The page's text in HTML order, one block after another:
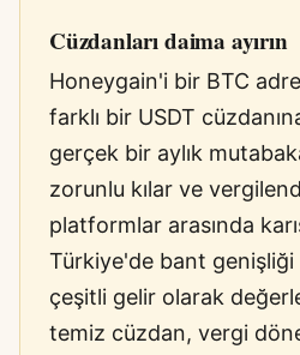
Cüzdanları daima ayırın
Honeygain'i bir BTC
farklı bir USDT
gerçek bir aylık
zorunlu kılar ve
platformlar arasında
Türkiye'de bant genişliği
çeşitli gelir olarak
temiz cüzdan, vergi